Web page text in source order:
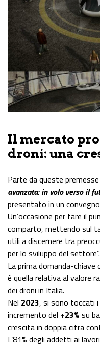
Il mercato
droni: una
Parte da queste
avanzata: in volo verso il
presentato in un
Un’occasione per fare il
comparto, mettendo sul
utili a discernere tra
per lo sviluppo del settore”.
La prima domanda-
è quella relativa al valore
dei droni in Italia.
Nel 2023, si sono toccati i
incremento del +23% su
crescita in doppia cifra
L’81% degli addetti ai